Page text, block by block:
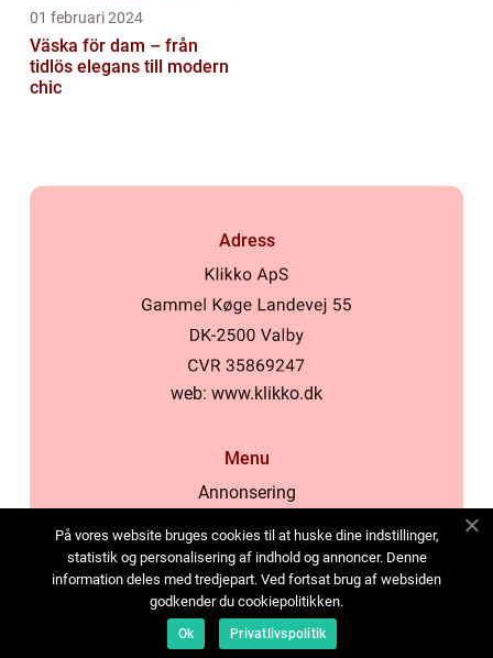
01 februari 2024
Väska för dam – från
tidlös elegans till modern
chic
Adress
web: www.klikko.dk
Menu
Annonsering
Cookies
Kontakta oss
Sitemap
På vores website bruges cookies til at huske dine indstillinger,
statistik og personalisering af indhold og annoncer. Denne
information deles med tredjepart. Ved fortsat brug af websiden
godkender du cookiepolitikken.
Ok Privatlivspolitik